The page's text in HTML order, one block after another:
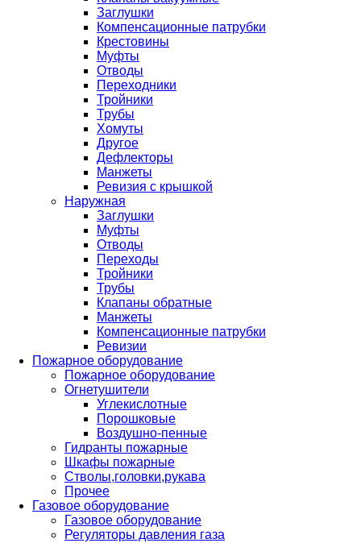
Заглушки
Компенсационные патрубки
Крестовины
Муфты
Отводы
Переходники
Тройники
Трубы
Хомуты
Другое
Дефлекторы
Манжеты
Ревизия с крышкой
Наружная
Заглушки
Муфты
Отводы
Переходы
Тройники
Трубы
Клапаны обратные
Манжеты
Компенсационные патрубки
Ревизии
Пожарное оборудование
Пожарное оборудование
Огнетушители
Углекислотные
Порошковые
Воздушно-пенные
Гидранты пожарные
Шкафы пожарные
Стволы,головки,рукава
Прочее
Газовое оборудование
Газовое оборудование
Регуляторы давления газа